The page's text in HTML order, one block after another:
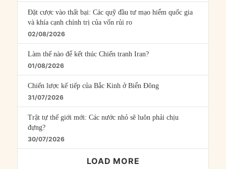
Đặt cược vào thất bại: Các quỹ đầu tư mạo hiểm quốc gia
và khía cạnh chính trị của vốn rủi ro
02/08/2026
Làm thế nào để kết thúc Chiến tranh Iran?
01/08/2026
Chiến lược kế tiếp của Bắc Kinh ở Biển Đông
31/07/2026
Trật tự thế giới mới: Các nước nhỏ sẽ luôn phải chịu
đựng?
30/07/2026
LOAD MORE